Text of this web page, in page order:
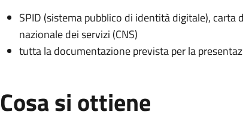
SPID (sistema pubblico di identità digitale), carta
nazionale dei servizi (CNS)
tutta la documentazione prevista per la
Cosa si ottiene